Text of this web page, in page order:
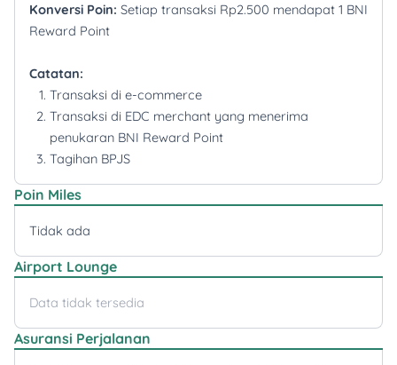
Konversi Poin: Setiap transaksi Rp2.500 mendapat 1 BNI
Reward Point
Catatan:
Transaksi di e-commerce
Transaksi di EDC merchant yang menerima
penukaran BNI Reward Point
Tagihan BPJS
Poin Miles
Tidak ada
Airport Lounge
Data tidak tersedia
Asuransi Perjalanan